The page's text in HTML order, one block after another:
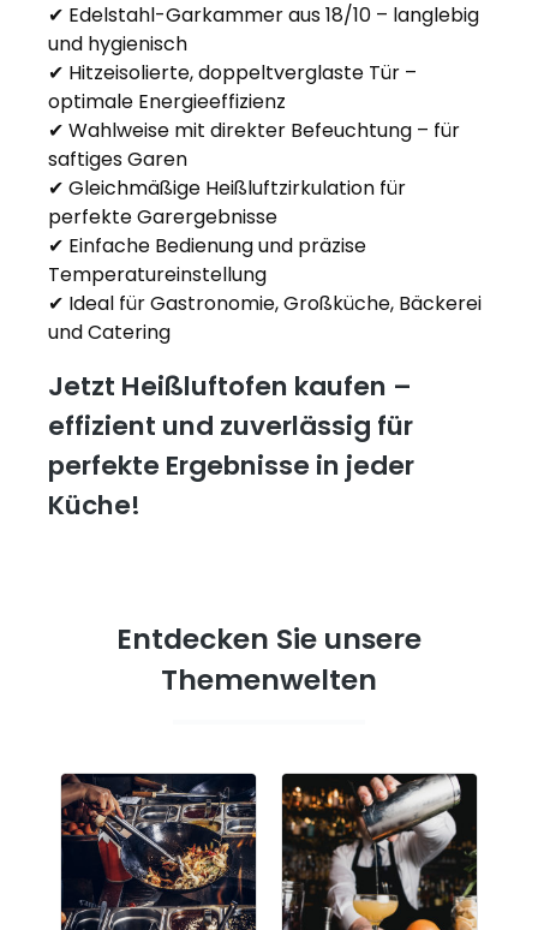
✔ Edelstahl-Garkammer aus 18/10 – langlebig
und hygienisch
✔ Hitzeisolierte, doppeltverglaste Tür –
optimale Energieeffizienz
✔ Wahlweise mit direkter Befeuchtung – für
saftiges Garen
✔ Gleichmäßige Heißluftzirkulation für
perfekte Garergebnisse
✔ Einfache Bedienung und präzise
Temperatureinstellung
✔ Ideal für Gastronomie, Großküche, Bäckerei
und Catering
Jetzt Heißluftofen kaufen –
effizient und zuverlässig für
perfekte Ergebnisse in jeder
Küche!
Entdecken Sie unsere
Themenwelten